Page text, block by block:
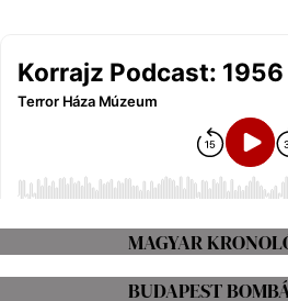
MAGYAR
BUDAPEST